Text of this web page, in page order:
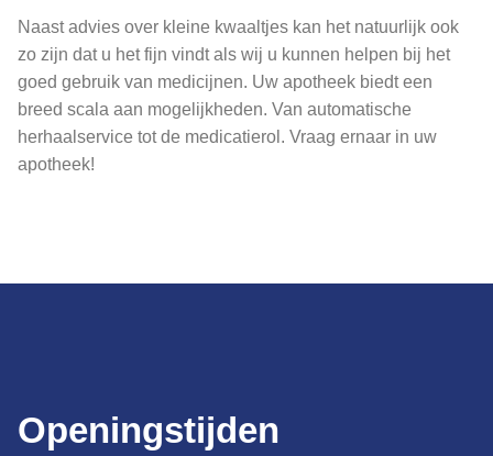
Naast advies over kleine kwaaltjes kan het natuurlijk ook
zo zijn dat u het fijn vindt als wij u kunnen helpen bij het
goed gebruik van medicijnen. Uw apotheek biedt een
breed scala aan mogelijkheden. Van automatische
herhaalservice tot de medicatierol. Vraag ernaar in uw
apotheek!
Openingstijden